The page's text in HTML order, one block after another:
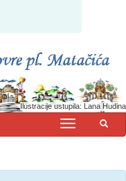
Ilustracije ustupila: Lana Hudina
MENU